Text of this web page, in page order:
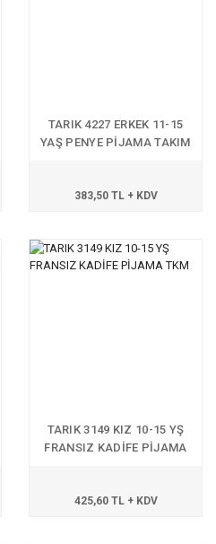
TARIK 4227 ERKEK 11-15
YAŞ PENYE PİJAMA TAKIM
383,50 TL + KDV
TARIK 3149 KIZ 10-15 YŞ
FRANSIZ KADİFE PİJAMA
425,60 TL + KDV